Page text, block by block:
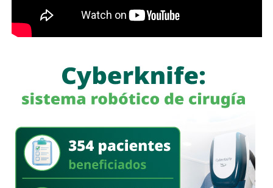
potabilización y la continuidad del suministro de agua
potable.